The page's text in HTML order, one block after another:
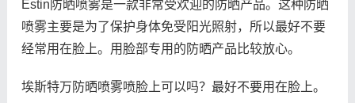
Estin防晒喷雾是一款非常受欢迎的防晒产品。这种防晒
喷雾主要是为了保护身体免受阳光照射，所以最好不要
经常用在脸上。用脸部专用的防晒产品比较放心。
埃斯特万防晒喷雾喷脸上可以吗？最好不要用在脸上。